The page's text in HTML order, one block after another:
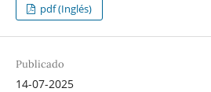
pdf (Inglés)
Publicado
14-07-2025